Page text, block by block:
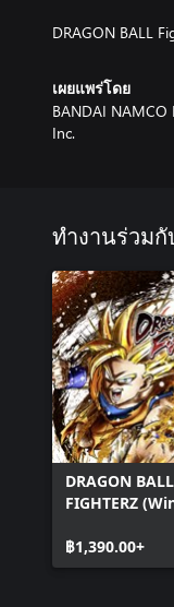
DRAGON BALL
เผยแพร่โดย
BANDAI
Inc.
ทำงานร่วมกั
DRAGON BALL
FIGHTERZ
฿1,390.00+